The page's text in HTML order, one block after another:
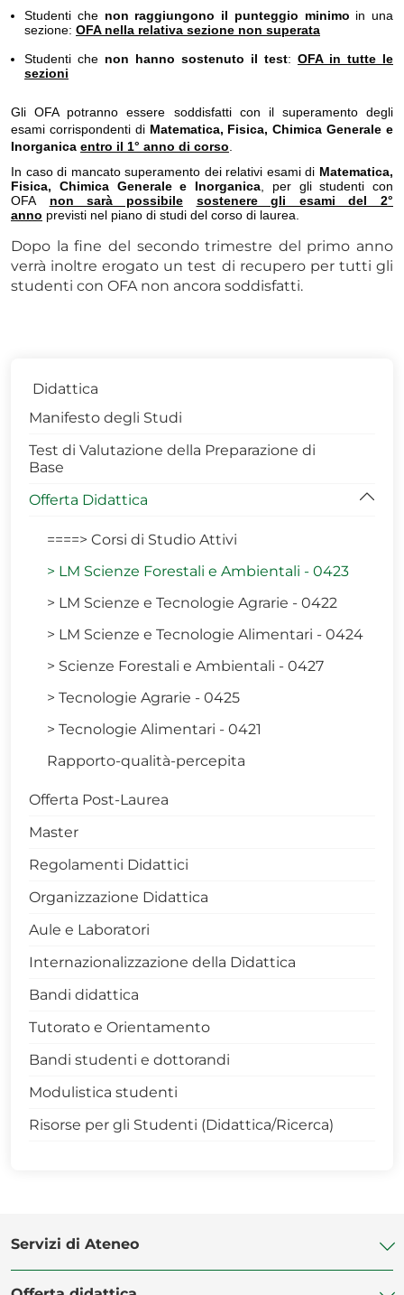
Studenti chenon raggiungono il punteggio minimo in una
sezione: OFA nella relativa sezione non superata
Studenti che non hanno sostenuto il test: OFA in tutte le
sezioni
Gli OFA potranno essere soddisfatti con il superamento degli
esami corrispondenti di Matematica, Fisica, Chimica Generale e
Inorganica entro il 1° anno di corso
In caso di mancato superamento dei relativi esami di Matematica,
Fisica, Chimica Generale e Inorganica , per gli studenti con
OFA non sarà possibile
sostenere gli esami del 2°
anno previsti nel piano di studi del corso di laurea.
Dopo la fine del secondo trimestre del primo anno
verrà inoltre erogato un test di recupero per tutti gli
studenti con OFA non ancora soddisfatti.
Didattica
Manifesto degli Studi
Test di Valutazione della Preparazione di
Base
Offerta Didattica
====> Corsi di Studio Attivi
> LM Scienze Forestali e Ambientali - 0423
> LM Scienze e Tecnologie Agrarie - 0422
> LM Scienze e Tecnologie Alimentari - 0424
> Scienze Forestali e Ambientali - 0427
> Tecnologie Agrarie - 0425
> Tecnologie Alimentari - 0421
Rapporto-qualità-percepita
Offerta Post-Laurea
Master
Regolamenti Didattici
Organizzazione Didattica
Aule e Laboratori
Internazionalizzazione della Didattica
Bandi didattica
Tutorato e Orientamento
Bandi studenti e dottorandi
Modulistica studenti
Risorse per gli Studenti (Didattica/Ricerca)
Servizi di Ateneo